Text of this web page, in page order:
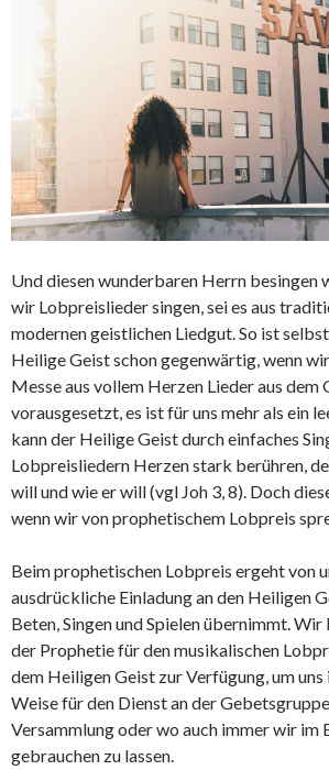
Und diesen wunderbaren Herrn besingen
wir Lobpreislieder singen, sei es aus
modernen geistlichen Liedgut. So ist
Heilige Geist schon gegenwärtig, wenn
Messe aus vollem Herzen Lieder aus dem
vorausgesetzt, es ist für uns mehr als ein
kann der Heilige Geist durch einfaches
Lobpreisliedern Herzen stark berühren,
will und wie er will (vgl Joh 3, 8). Doch
wenn wir von prophetischem Lobpreis
Beim prophetischen Lobpreis ergeht von
ausdrückliche Einladung an den Heiligen
Beten, Singen und Spielen übernimmt.
der Prophetie für den musikalischen
dem Heiligen Geist zur Verfügung, um
Weise für den Dienst an der
Versammlung oder wo auch immer wir im
gebrauchen zu lassen.